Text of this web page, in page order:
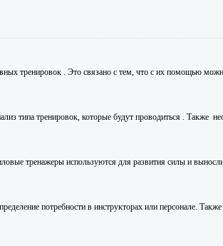
тренировок . Это связано с тем, что с их помощью
типа тренировок, которые будут проводиться . Также
тренажеры используются для развития силы и
потребности в инструкторах или персонале.